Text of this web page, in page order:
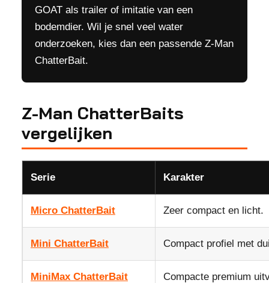
GOAT als trailer of imitatie van een
bodemdier. Wil je snel veel water
onderzoeken, kies dan een passende Z-Man
ChatterBait.
Z-Man ChatterBaits
vergelijken
Serie Karakter
Micro ChatterBait Zeer compact en licht.
Mini ChatterBait Compact profiel met
MiniMax ChatterBait Compacte premium